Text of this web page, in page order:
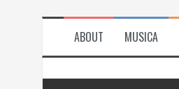
ABOUT MUSICA